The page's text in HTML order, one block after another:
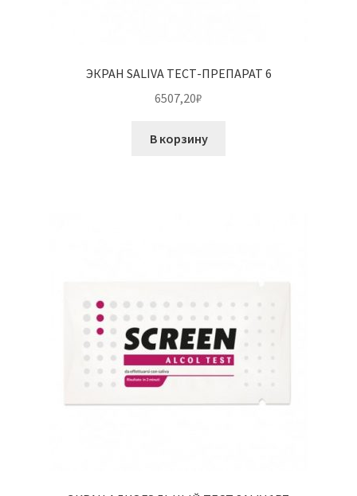
ЭКРАН SALIVA ТЕСТ-ПРЕПАРАТ 6
6507,20₽
В корзину